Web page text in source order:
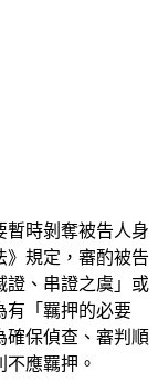
暫時剝奪被告人身
》規定，審酌被告
證、串證之虞」或
有「羈押的必要
確保偵查、審判順
不應羈押。